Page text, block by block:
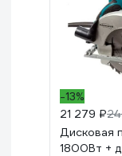
-13%
21 279 ₽
Дисковая
1800Вт +